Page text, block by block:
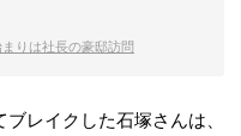
りは社長の豪邸訪問
レイクした石塚さんは、